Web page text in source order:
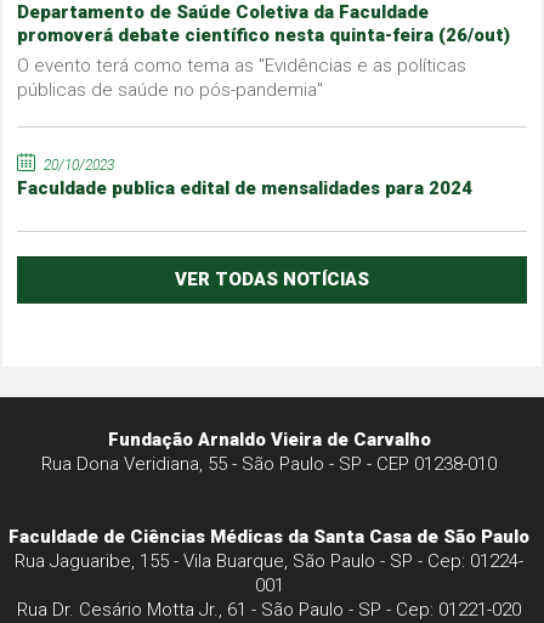
Departamento de Saúde Coletiva da Faculdade
promoverá debate científico nesta quinta-feira (26/out)
O evento terá como tema as "Evidências e as políticas
públicas de saúde no pós-pandemia"
20/10/2023
Faculdade publica edital de mensalidades para 2024
VER TODAS NOTÍCIAS
Fundação Arnaldo Vieira de Carvalho
Rua Dona Veridiana, 55 - São Paulo - SP - CEP 01238-010
Faculdade de Ciências Médicas da Santa Casa de São Paulo
Rua Jaguaribe, 155 - Vila Buarque, São Paulo - SP - Cep: 01224-
001
Rua Dr. Cesário Motta Jr., 61 - São Paulo - SP - Cep: 01221-020